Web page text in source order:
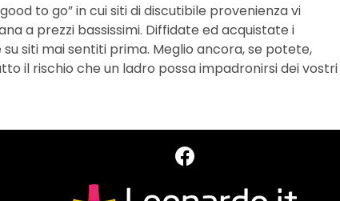
to go” in cui siti di discutibile provenienza vi
a prezzi bassissimi. Diffidate ed acquistate i
su siti mai sentiti prima. Meglio ancora, se potete,
il rischio che un ladro possa impadronirsi dei vostri